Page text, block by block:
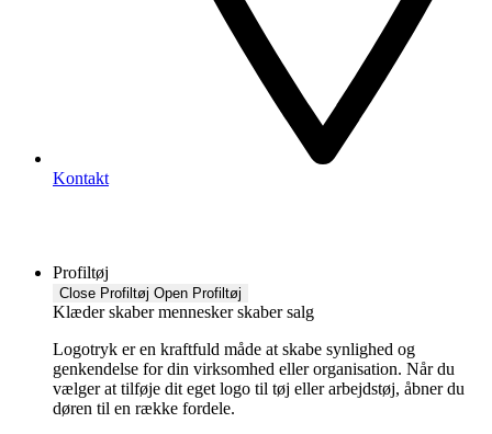
Kontakt
Profiltøj
Close Profiltøj Open Profiltøj
Klæder skaber mennesker skaber salg
Logotryk er en kraftfuld måde at skabe synlighed og
genkendelse for din virksomhed eller organisation. Når du
vælger at tilføje dit eget logo til tøj eller arbejdstøj, åbner du
døren til en række fordele.